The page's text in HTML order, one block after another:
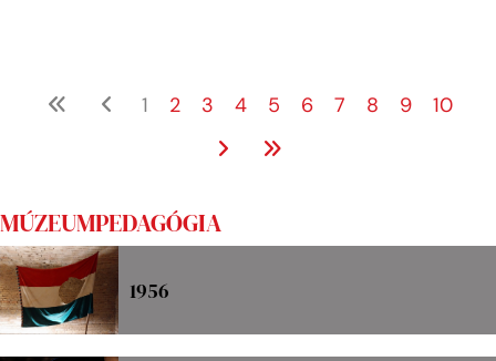
1 2 3 4 5 6 7 8 9 10
MÚZEUMPEDAGÓGIA
1956